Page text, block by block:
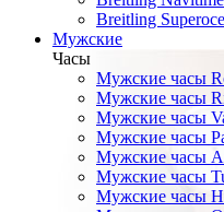
Breitling
Мужские
Часы
Мужские часы
Мужские часы
Мужские часы
Мужские часы
Мужские часы
Мужские часы
Мужские часы